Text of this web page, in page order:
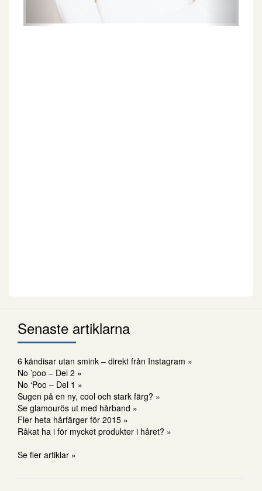
Senaste artiklarna
6 kändisar utan smink – direkt från Instagram »
No ’poo – Del 2 »
No ‘Poo – Del 1 »
Sugen på en ny, cool och stark färg? »
Se glamourös ut med hårband »
Fler heta hårfärger för 2015 »
Råkat ha i för mycket produkter i håret? »
Se fler artiklar »